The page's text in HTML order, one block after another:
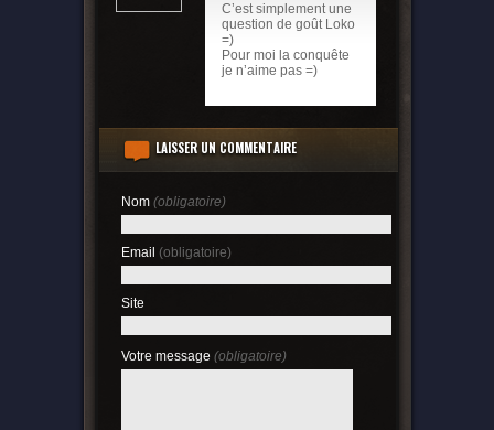
C’est simplement une
question de goût Loko
=)
Pour moi la conquête
je n’aime pas =)
LAISSER UN COMMENTAIRE
Nom (obligatoire)
Email (obligatoire)
Site
Votre message (obligatoire)